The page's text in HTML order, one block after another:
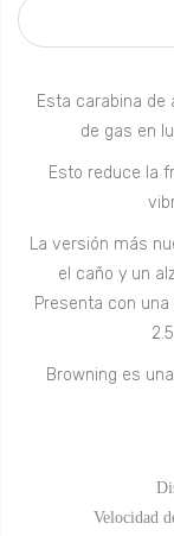
Esta carabina
de gas en
Esto reduce la
La versión más
el caño y un
Presenta con
Browning es
Velocidad